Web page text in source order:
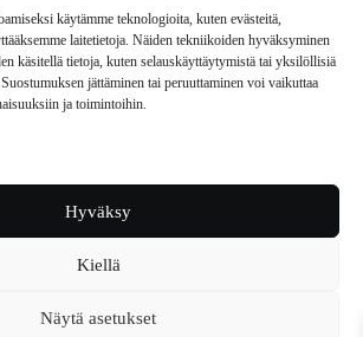
käytämme teknologioita, kuten evästeitä,
laitetietoja. Näiden tekniikoiden hyväksyminen
käsitellä tietoja, kuten selauskäyttäytymistä tai yksilöllisiä
jättäminen tai peruuttaminen voi vaikuttaa
ja toimintoihin.
Hyväksy
Kiellä
Näytä asetukset
-EHDOT